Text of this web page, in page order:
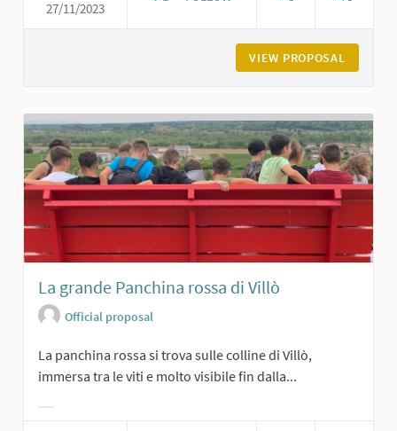
27/11/2023
VIEW PROPOSAL
La grande Panchina rossa di Villò
Official proposal
La panchina rossa si trova sulle colline di Villò,
immersa tra le viti e molto visibile fin dalla...